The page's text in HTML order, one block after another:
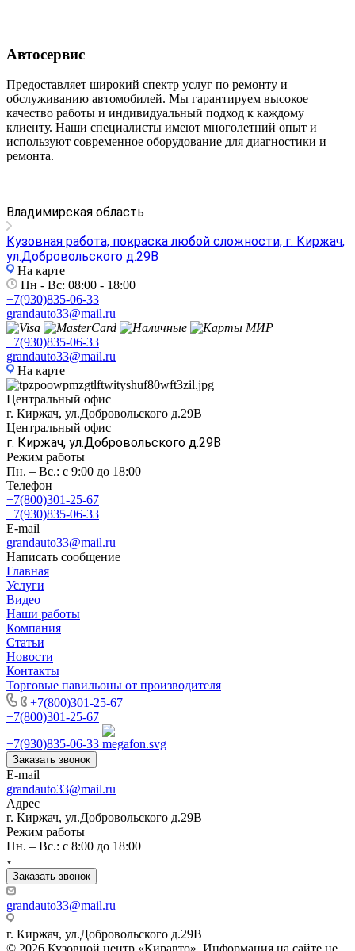
Автосервис
Предоставляет широкий спектр услуг по ремонту и
обслуживанию автомобилей. Мы гарантируем высокое
качество работы и индивидуальный подход к каждому
клиенту. Наши специалисты имеют многолетний опыт и
используют современное оборудование для диагностики и
ремонта.
Владимирская область
Кузовная работа, покраска любой сложности, г. Киржач,
ул.Добровольского д.29В
На карте
Пн - Вс: 08:00 - 18:00
+7(930)835-06-33
grandauto33@mail.ru
+7(930)835-06-33
grandauto33@mail.ru
На карте
Центральный офис
г. Киржач, ул.Добровольского д.29В
Центральный офис
г. Киржач, ул.Добровольского д.29В
Режим работы
Пн. – Вс.: с 9:00 до 18:00
Телефон
+7(800)301-25-67
+7(930)835-06-33
E-mail
grandauto33@mail.ru
Написать сообщение
Главная
Услуги
Видео
Наши работы
Компания
Статьи
Новости
Контакты
Торговые павильоны от производителя
+7(800)301-25-67
+7(800)301-25-67
+7(930)835-06-33
Заказать звонок
E-mail
grandauto33@mail.ru
Адрес
г. Киржач, ул.Добровольского д.29В
Режим работы
Пн. – Вс.: с 8:00 до 18:00
Заказать звонок
grandauto33@mail.ru
г. Киржач, ул.Добровольского д.29В